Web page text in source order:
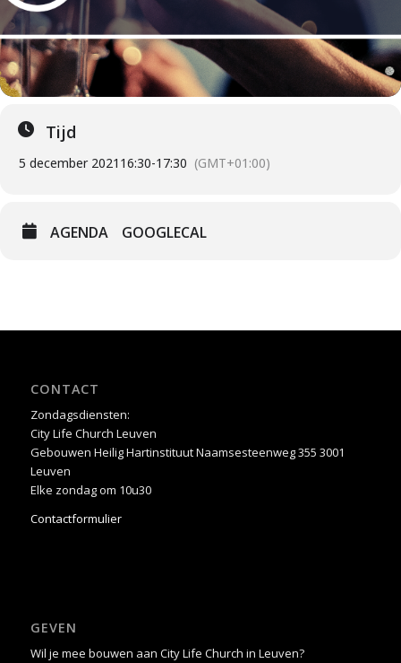
Tijd
5 december 2021 16:30-17:30 (GMT+01:00)
AGENDA GOOGLECAL
CONTACT
Zondagsdiensten:
City Life Church Leuven
Gebouwen Heilig Hartinstituut Naamsesteenweg 355 3001
Leuven
Elke zondag om 10u30
Contactformulier
GEVEN
Wil je mee bouwen aan City Life Church in Leuven?